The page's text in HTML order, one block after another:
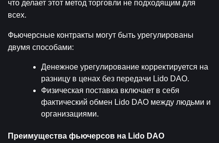
что делает этот метод торговли не подходящим для
всех.
Фьючерсные контракты могут быть урегулированы
двумя способами:
Денежное урегулирование корректируется на
разницу в ценах без передачи Lido DAO.
Физическая поставка включает в себя
фактический обмен Lido DAO между людьми и
организациями.
Преимущества фьючерсов на Lido DAO